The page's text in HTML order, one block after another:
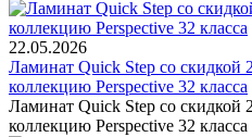
22.05.2026
Ламинат Quick Step со скидкой
коллекцию Perspective 32 класса
Ламинат Quick Step со скидкой
коллекцию Perspective 32 класса